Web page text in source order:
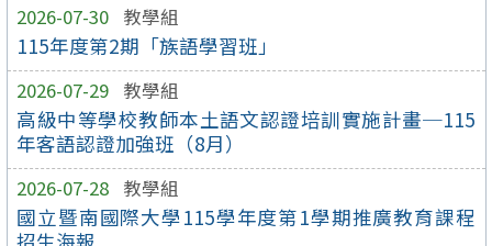
2026-07-30 教學組
115年度第2期「族語學習班」
2026-07-29 教學組
高級中等學校教師本土語文認證培訓實施計畫─115
年客語認證加強班（8月）
2026-07-28 教學組
國立暨南國際大學115學年度第1學期推廣教育課程